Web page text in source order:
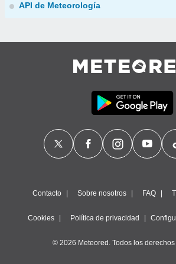
API de Meteorología
Contacto Sobre nosotros FAQ
Cookies Política de privacidad
© 2026 Meteored. Todos los